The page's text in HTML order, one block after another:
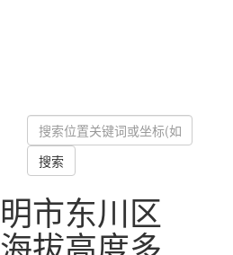
搜索
市东川区